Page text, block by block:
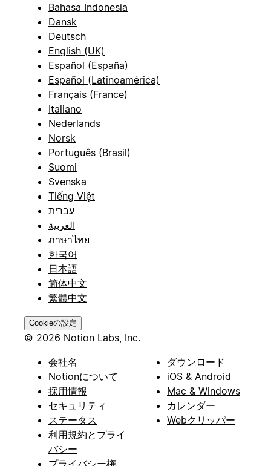
Bahasa Indonesia
Dansk
Deutsch
English (UK)
Español (España)
Español (Latinoamérica)
Français (France)
Italiano
Nederlands
Norsk
Português (Brasil)
Suomi
Svenska
Tiếng Việt
עברית
العربية
ภาษาไทย
한국어
日本語
简体中文
繁體中文
Cookieの設定
© 2026 Notion Labs, Inc.
会社名
Notionについて
採用情報
セキュリティ
ステータス
利用規約とプライ
バシー
プライバシー権
ダウンロード
iOS & Android
Mac & Windows
カレンダー
Webクリッパー